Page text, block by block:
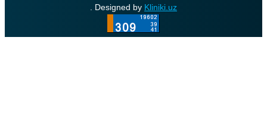
. Designed by Kliniki.uz